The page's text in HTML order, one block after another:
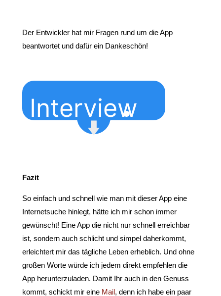
Der Entwickler hat mir Fragen rund um die App
beantwortet und dafür ein Dankeschön!
Interview
Fazit
So einfach und schnell wie man mit dieser App eine
Internetsuche hinlegt, hätte ich mir schon immer
gewünscht! Eine App die nicht nur schnell erreichbar
ist, sondern auch schlicht und simpel daherkommt,
erleichtert mir das tägliche Leben erheblich. Und ohne
großen Worte würde ich jedem direkt empfehlen die
App herunterzuladen. Damit Ihr auch in den Genuss
kommt, schickt mir eine Mail, denn ich habe ein paar